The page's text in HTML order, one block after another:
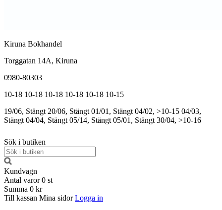
Kiruna Bokhandel
Torggatan 14A, Kiruna
0980-80303
10-18 10-18 10-18 10-18 10-18 10-15
19/06, Stängt 20/06, Stängt 01/01, Stängt 04/02, >10-15 04/03,
Stängt 04/04, Stängt 05/14, Stängt 05/01, Stängt 30/04, >10-16
Sök i butiken
Kundvagn
Antal varor 0 st
Summa 0 kr
Till kassan Mina sidor Logga in